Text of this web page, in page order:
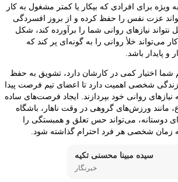
برای افرادی که بیکار یا کمتر مشغول به کار
عزت نفس را حفظ کرده و از بروز افسردگی
نیازهای روانی شما را برآورده کند، شکل
می‌تواند خلأ روانی را به گونه‌ای پر کند که
و پایدار باشد.
شما اختیار کمی در کارشان دارد، تشویق به حفظ
شخصی اهمیت دارد تا اعضای تیم فرصت پیدا
نیازهای روانی خود بپردازند. ایجاد فرصت‌های ساده
مانند ورزش‌های گروهی در وقت ناهار، باشگاه
دوستانه، می‌تواند حس تعلق و همبستگی را
به زمان شخصی هر فرد احترام گذاشته شود.
سیده مبینا محسنی تکیه
خبرنگار